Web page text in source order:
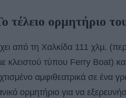
τέλειο ορµητήριο
από τη Χαλκίδα 111 χλµ.
κλειστού τύπου Ferry Boat)
αμφιθεατρικά σε ένα
ορµητήριο για να